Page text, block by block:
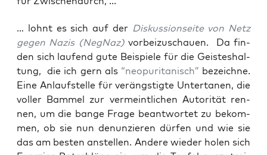
… lohnt es sich auf der Dis­kus­si­on­sei­te von Netz
gegen Nazis (NegNaz)vor­bei­zu­schau­en. Da fin­
den sich lau­fend gute Bei­spie­le für die Geis­tes­hal­
tung, die ich gern als “neo­pu­ri­ta­nisch” bezeich­ne.
Eine Anlauf­stel­le für ver­ängs­tig­te Unter­ta­nen, die
vol­ler Bam­mel zur ver­meint­li­chen Auto­ri­tät ren­
nen, um die ban­ge Fra­ge beant­wor­tet zu bekom­
men, ob sie nun denun­zie­ren dür­fen und wie sie
das am bes­ten anstel­len. Ande­re wie­der holen sich